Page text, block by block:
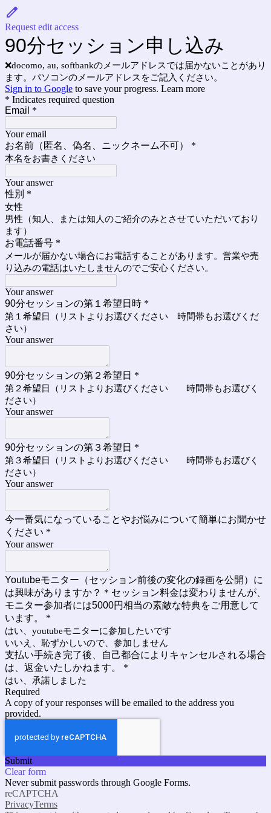
Request edit access
90分セッション申し込み
❌docomo, au, softbankのメールアドレスでは届かないことがあり
ます。パソコンのメールアドレスをご記入ください。
Sign in to Google to save your progress. Learn more
* Indicates required question
Email *
Your email
お名前（匿名、偽名、ニックネーム不可）
*
本名をお書きください
Your answer
性別 *
女性
男性（知人、または知人のご紹介のみとさせていただいており
ます）
お電話番号 *
メールが届かない場合にお電話することがあります。営業や売
り込みの電話はいたしませんのでご安心ください。
Your answer
90分セッションの第１希望日時 *
第１希望日（リストよりお選びください 時間帯もお選びくだ
さい）
Your answer
90分セッションの第２希望日 *
第２希望日（リストよりお選びください 時間帯もお選びく
ださい）
Your answer
90分セッションの第３希望日 *
第３希望日（リストよりお選びください 時間帯もお選びく
ださい）
Your answer
今一番気になっていることやお悩みについて簡単にお聞かせ
ください *
Your answer
Youtubeモニター（セッション前後の変化の録画を公開）に
は興味がありますか？＊セッション料金は変わりませんが、
モニター参加者には5000円相当の素敵な特典をご用意して
います。
*
はい、youtubeモニターに参加したいです
いいえ、恥ずかしいので、参加しません
支払い手続き完了後、自己都合によりキャンセルされる場合
は、返金いたしかねます。
*
はい、承諾しました
Required
A copy of your responses will be emailed to the address you
provided.
Submit
Clear form
Never submit passwords through Google Forms.
reCAPTCHA
PrivacyTerms